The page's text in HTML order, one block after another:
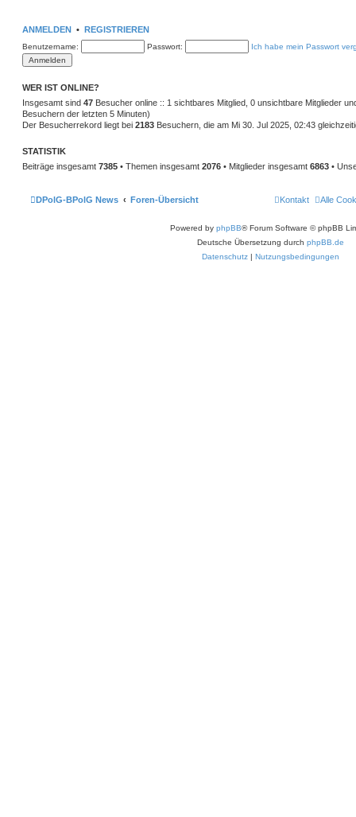
ANMELDEN • REGISTRIEREN
Benutzername: Passwort: Ich habe mein Passwort
WER IST ONLINE?
Insgesamt sind 47 Besucher online :: 1 sichtbares Mitglied, 0 unsichtbare Mitglieder
Besuchern der letzten 5 Minuten)
Der Besucherrekord liegt bei 2183 Besuchern, die am Mi 30. Jul 2025, 02:43
STATISTIK
Beiträge insgesamt 7385 • Themen insgesamt 2076 • Mitglieder insgesamt 6863 •
DPolG-BPolG News Foren-Übersicht Alle
Kontakt
Powered by phpBB® Forum Software © phpBB
Deutsche Übersetzung durch phpBB.de
Datenschutz | Nutzungsbedingungen